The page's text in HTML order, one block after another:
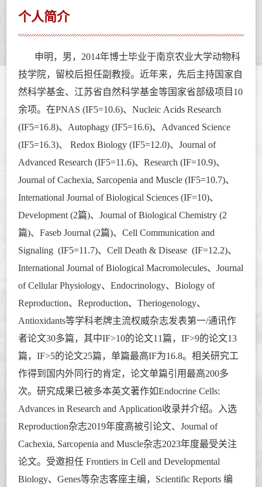
个人简介
申明，男，2014年博士毕业于南京农业大学动物科
技学院，留校后担任副教授。近年来，先后主持国家自
然科学基金、江苏省自然科学基金等国家省部级项目10
余项。在PNAS (IF5=10.6)、Nucleic Acids Research
(IF5=16.8)、Autophagy (IF5=16.6)、Advanced Science
(IF5=16.3)、 Redox Biology (IF5=12.0)、Journal of
Advanced Research (IF5=11.6)、Research (IF=10.9)、
Journal of Cachexia, Sarcopenia and Muscle (IF5=10.7)、
International Journal of Biological Sciences (IF=10)、
Development (2篇)、Journal of Biological Chemistry (2
篇)、Faseb Journal (2篇)、Cell Communication and
Signaling (IF5=11.7)、Cell Death & Disease (IF=12.2)、
International Journal of Biological Macromolecules、Journal
of Cellular Physiology、Endocrinology、Biology of
Reproduction、Reproduction、Theriogenology、
Antioxidants等学科老牌主流权威杂志发表第一/通讯作
者论文30多篇，其中IF>10的论文11篇，IF>9的论文13
篇，IF>5的论文25篇，单篇最高IF为16.8。相关研究工
作得到国内外同行的肯定，论文单篇引用最高200多
次。研究成果已被多本英文著作如Endocrine Cells:
Advances in Research and Application收录并介绍。
入选
Reproduction杂志2019年度高被引论文、Journal of
Cachexia, Sarcopenia and Muscle杂志2023年度最受关注
论文。 受邀担任 Frontiers in Cell and Developmental
Biology、Genes等杂志客座主编，Scientific Reports 编